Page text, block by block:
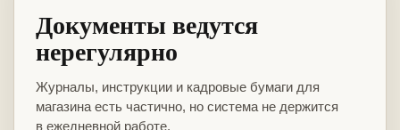
Документы ведутся
нерегулярно
Журналы, инструкции и кадровые бумаги для
магазина есть частично, но система не держится
в ежедневной работе.